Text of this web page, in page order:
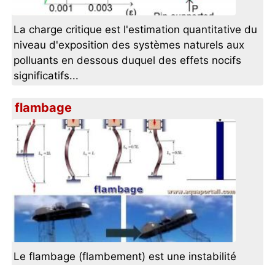
La charge critique est l'estimation quantitative du
niveau d'exposition des systèmes naturels aux
polluants en dessous duquel des effets nocifs
significatifs...
flambage
Le flambage (flambement) est une instabilité